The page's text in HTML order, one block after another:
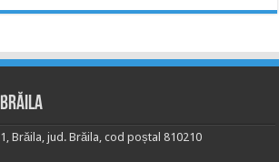
Brăila, jud. Brăila, cod poștal 810210